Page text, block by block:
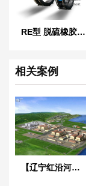
RE型 脱硫橡胶膨胀节
相关案例
【辽宁红沿河核电站】可曲挠橡胶接头